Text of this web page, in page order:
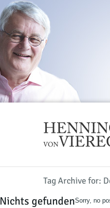
Tag Archive for:
Nichts gefundenSorry, no